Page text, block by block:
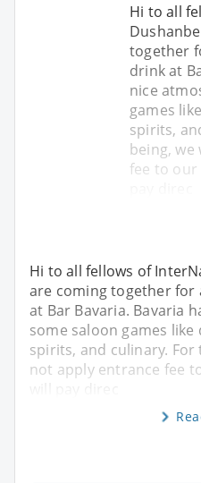
Hi to all
together
drink at
nice
games
spirits,
being,
fee to our
Hi to all fellows of
are coming together for
at Bar Bavaria. Bavaria
some saloon games
spirits, and culinary.
not apply entrance fee